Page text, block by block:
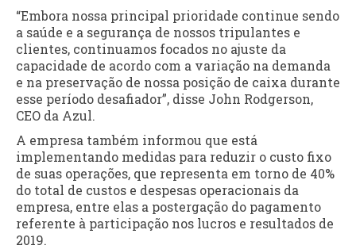
“Embora nossa principal prioridade continue sendo
a saúde e a segurança de nossos tripulantes e
clientes, continuamos focados no ajuste da
capacidade de acordo com a variação na demanda
e na preservação de nossa posição de caixa durante
esse período desafiador”, disse John Rodgerson,
CEO da Azul.
A empresa também informou que está
implementando medidas para reduzir o custo fixo
de suas operações, que representa em torno de 40%
do total de custos e despesas operacionais da
empresa, entre elas a postergação do pagamento
referente à participação nos lucros e resultados de
2019.